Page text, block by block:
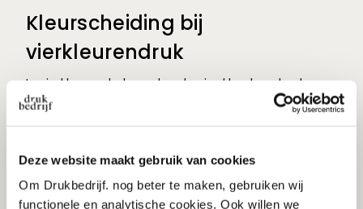
Deze website maakt gebruik van cookies
Om Drukbedrijf. nog beter te maken, gebruiken wij
functionele en analytische cookies. Ook willen we
Kleurscheiding bij
vierkleurendruk
In vierkleurendruk worden de vier kleurkanalen laag
voor laag over elkaar gedrukt. De combinatie van
deze transparante inkten vormt samen het
volledige kleurenbeeld. Door deze werkwijze kan
gereproduceerd.